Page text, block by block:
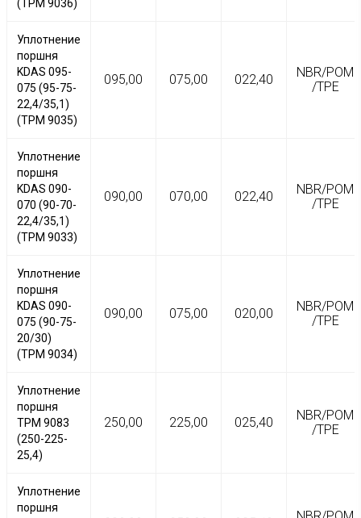
(TPM 9036)
Уплотнение
поршня
KDAS 095-
075 (95-75-
22,4/35,1)
(TPM 9035)
095,00 075,00 022,40
NBR/POM
/TPE
Уплотнение
поршня
KDAS 090-
070 (90-70-
22,4/35,1)
(TPM 9033)
090,00 070,00 022,40
NBR/POM
/TPE
Уплотнение
поршня
KDAS 090-
075 (90-75-
20/30)
(TPM 9034)
090,00 075,00 020,00
NBR/POM
/TPE
Уплотнение
поршня
TPM 9083
(250-225-
25,4)
250,00 225,00 025,40
NBR/POM
/TPE
Уплотнение
поршня